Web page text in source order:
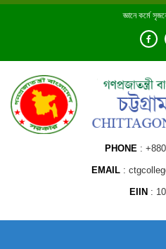
Skip
জ্ঞানে কর্মে
PHONE
EMAIL
EIIN